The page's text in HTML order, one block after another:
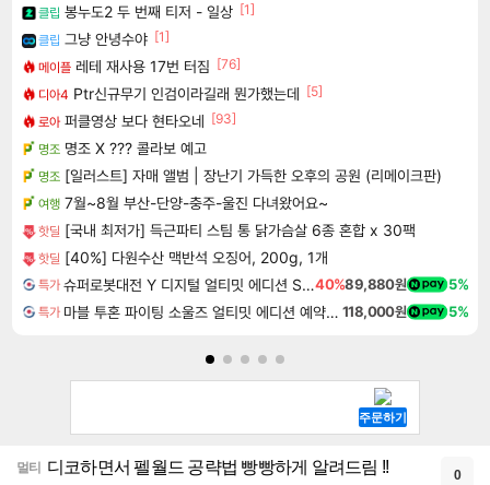
클립 봉누도2 두 번째 티저 - 일상 [1]
클립 그냥 안녕수야 [1]
메이플 레테 재사용 17번 터짐 [76]
디아4 Ptr신규무기 인검이라길래 뭔가했는데 [5]
로아 퍼클영상 보다 현타오네 [93]
명조 명조 X ??? 콜라보 예고
명조 [일러스트] 자매 앨범 | 장난기 가득한 오후의 공원 (리메이크판)
여행 7월~8월 부산-단양-충주-울진 다녀왔어요~
핫딜 [국내 최저가] 득근파티 스팀 통 닭가슴살 6종 혼합 x 30팩
핫딜 [40%] 다원수산 맥반석 오징어, 200g, 1개
특가 슈퍼로봇대전 Y 디지털 얼티밋 에디션 Super Robot Wars Y Digital Ultimate Edition40%89,880원 5%
특가 마블 투혼 파이팅 소울즈 얼티밋 에디션 예약구매 MARVEL Tokon Fighting Souls Ultimate Edition Pre-Purchase 118,000원 5%
멀티 디코하면서 펠월드 공략법 빵빵하게 알려드림 !! 0